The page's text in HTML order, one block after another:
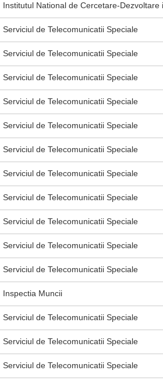
Institutul National de Cercetare-
Serviciul de Telecomunicatii Speciale
Serviciul de Telecomunicatii Speciale
Serviciul de Telecomunicatii Speciale
Serviciul de Telecomunicatii Speciale
Serviciul de Telecomunicatii Speciale
Serviciul de Telecomunicatii Speciale
Serviciul de Telecomunicatii Speciale
Serviciul de Telecomunicatii Speciale
Serviciul de Telecomunicatii Speciale
Serviciul de Telecomunicatii Speciale
Serviciul de Telecomunicatii Speciale
Inspectia Muncii
Serviciul de Telecomunicatii Speciale
Serviciul de Telecomunicatii Speciale
Serviciul de Telecomunicatii Speciale